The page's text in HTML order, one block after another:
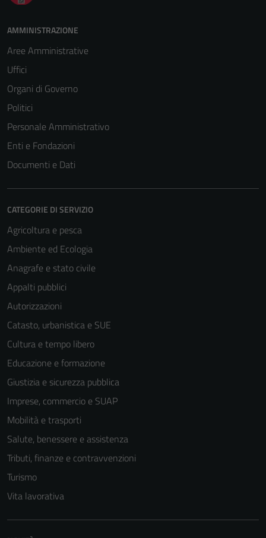
AMMINISTRAZIONE
Aree Amministrative
Uffici
Organi di Governo
Politici
Personale Amministrativo
Enti e Fondazioni
Documenti e Dati
CATEGORIE DI SERVIZIO
Agricoltura e pesca
Ambiente ed Ecologia
Anagrafe e stato civile
Appalti pubblici
Autorizzazioni
Catasto, urbanistica e SUE
Cultura e tempo libero
Educazione e formazione
Giustizia e sicurezza pubblica
Imprese, commercio e SUAP
Mobilità e trasporti
Salute, benessere e assistenza
Tributi, finanze e contravvenzioni
Turismo
Vita lavorativa
per il